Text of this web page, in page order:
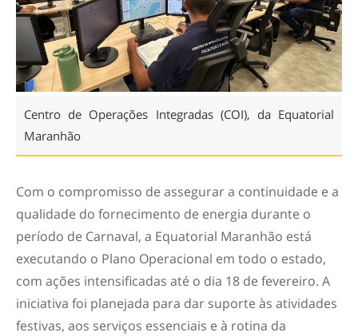
Centro de Operações Integradas (COI), da Equatorial
Maranhão
Com o compromisso de assegurar a continuidade e a
qualidade do fornecimento de energia durante o
período de Carnaval, a Equatorial Maranhão está
executando o Plano Operacional em todo o estado,
com ações intensificadas até o dia 18 de fevereiro. A
iniciativa foi planejada para dar suporte às atividades
festivas, aos serviços essenciais e à rotina da